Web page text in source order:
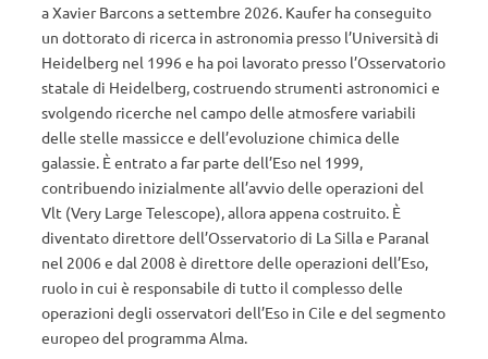
a Xavier Barcons a settembre 2026. Kaufer ha conseguito
un dottorato di ricerca in astronomia presso l’Università di
Heidelberg nel 1996 e ha poi lavorato presso l’Osservatorio
statale di Heidelberg, costruendo strumenti astronomici e
svolgendo ricerche nel campo delle atmosfere variabili
delle stelle massicce e dell’evoluzione chimica delle
galassie. È entrato a far parte dell’Eso nel 1999,
contribuendo inizialmente all’avvio delle operazioni del
Vlt (Very Large Telescope), allora appena costruito. È
diventato direttore dell’Osservatorio di La Silla e Paranal
nel 2006 e dal 2008 è direttore delle operazioni dell’Eso,
ruolo in cui è responsabile di tutto il complesso delle
operazioni degli osservatori dell’Eso in Cile e del segmento
europeo del programma Alma.